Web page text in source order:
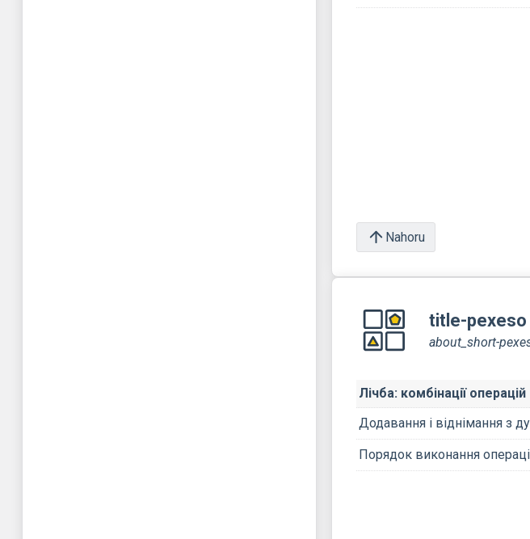
Nahoru
title-pexeso
about_short-
Лічба: комбінації операцій
Додавання і віднімання з
Порядок виконання